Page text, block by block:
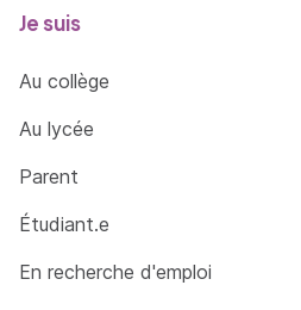
Je suis
Au collège
Au lycée
Parent
Étudiant.e
En recherche d'emploi